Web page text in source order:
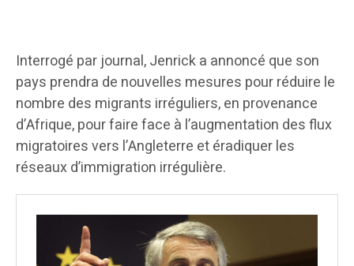
Interrogé par journal, Jenrick a annoncé que son
pays prendra de nouvelles mesures pour réduire le
nombre des migrants irréguliers, en provenance
d’Afrique, pour faire face à l’augmentation des flux
migratoires vers l’Angleterre et éradiquer les
réseaux d’immigration irrégulière.